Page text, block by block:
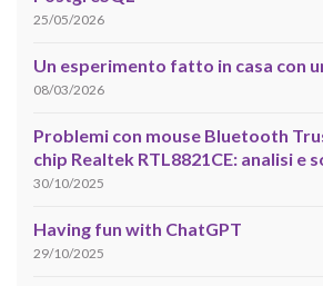
25/05/2026
Un esperimento fatto in casa con
08/03/2026
Problemi con mouse Bluetooth
chip Realtek RTL8821CE: analisi e
30/10/2025
Having fun with ChatGPT
29/10/2025